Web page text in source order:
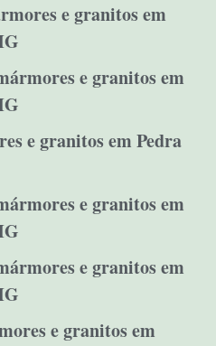
e granitos em
e granitos em
e granitos em Pedra
e granitos em
e granitos em
e granitos em